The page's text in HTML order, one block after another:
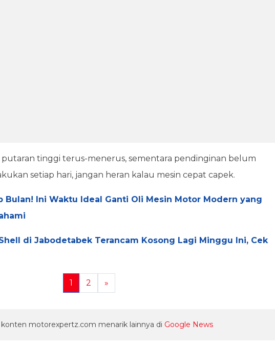
putaran tinggi terus-menerus, sementara pendinginan belum
setiap hari, jangan heran kalau mesin cepat capek.
Bulan! Ini Waktu Ideal Ganti Oli Mesin Motor Modern yang
di Jabodetabek Terancam Kosong Lagi Minggu Ini, Cek
1 2 »
motorexpertz.com menarik lainnya di Google News